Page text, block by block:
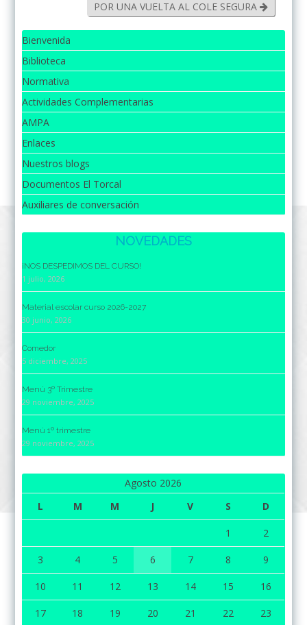
POR UNA VUELTA AL COLE SEGURA
Bienvenida
Biblioteca
Normativa
Actividades Complementarias
AMPA
Enlaces
Nuestros blogs
Documentos El Torcal
Auxiliares de conversación
NOVEDADES
¡NOS DESPEDIMOS DEL CURSO!
1 julio, 2026
Material escolar curso 2026-2027
30 junio, 2026
Comedor
5 diciembre, 2025
Menú 3º Trimestre
29 noviembre, 2025
Menú 1º trimestre
29 noviembre, 2025
Agosto 2026
L
M M J V S D
1 2
3 4 5 6 7 8 9
10 11 12 13 14 15 16
17 18 19 20 21 22 23